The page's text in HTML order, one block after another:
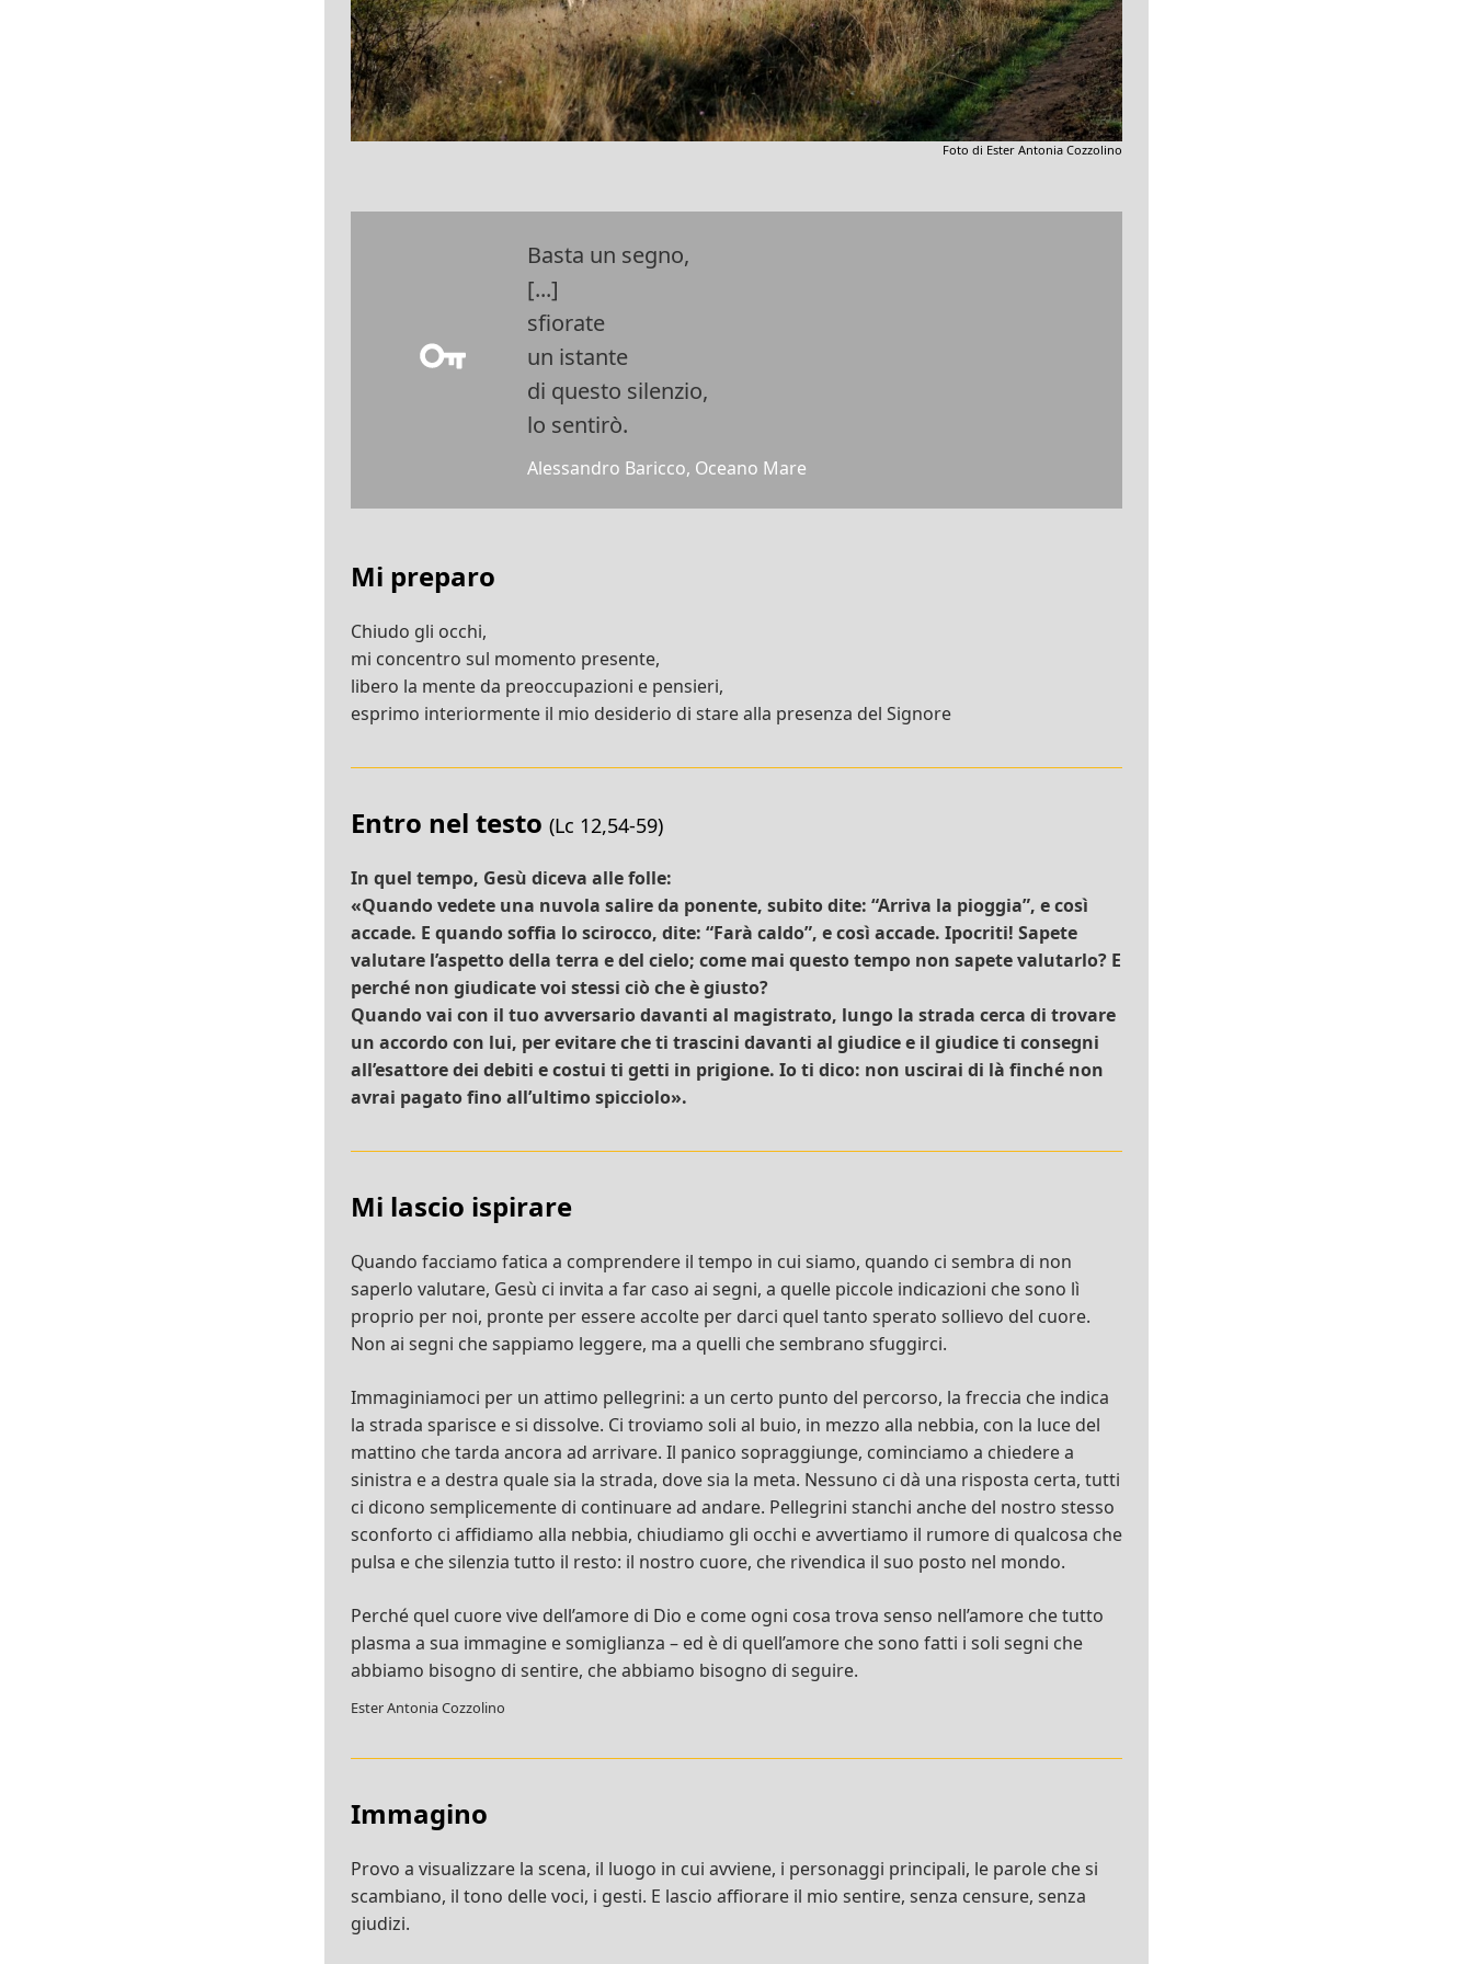
Foto di Ester Antonia Cozzolino
Basta un segno,
[...]
sfiorate
un istante
di questo silenzio,
lo sentirò.
Alessandro Baricco, Oceano Mare
Mi preparo
Chiudo gli occhi,
mi concentro sul momento presente,
libero la mente da preoccupazioni e pensieri,
esprimo interiormente il mio desiderio di stare alla presenza del Signore
Entro nel testo (Lc 12,54-59)
In quel tempo, Gesù diceva alle folle:
«Quando vedete una nuvola salire da ponente, subito dite: “Arriva la pioggia”, e così
accade. E quando soffia lo scirocco, dite: “Farà caldo”, e così accade. Ipocriti! Sapete
valutare l’aspetto della terra e del cielo; come mai questo tempo non sapete valutarlo? E
perché non giudicate voi stessi ciò che è giusto?
Quando vai con il tuo avversario davanti al magistrato, lungo la strada cerca di trovare
un accordo con lui, per evitare che ti trascini davanti al giudice e il giudice ti consegni
all’esattore dei debiti e costui ti getti in prigione. Io ti dico: non uscirai di là finché non
avrai pagato fino all’ultimo spicciolo».
Mi lascio ispirare
Quando facciamo fatica a comprendere il tempo in cui siamo, quando ci sembra di non
saperlo valutare, Gesù ci invita a far caso ai segni, a quelle piccole indicazioni che sono lì
proprio per noi, pronte per essere accolte per darci quel tanto sperato sollievo del cuore.
Non ai segni che sappiamo leggere, ma a quelli che sembrano sfuggirci.
Immaginiamoci per un attimo pellegrini: a un certo punto del percorso, la freccia che indica
la strada sparisce e si dissolve. Ci troviamo soli al buio, in mezzo alla nebbia, con la luce del
mattino che tarda ancora ad arrivare. Il panico sopraggiunge, cominciamo a chiedere a
sinistra e a destra quale sia la strada, dove sia la meta. Nessuno ci dà una risposta certa, tutti
ci dicono semplicemente di continuare ad andare. Pellegrini stanchi anche del nostro stesso
sconforto ci affidiamo alla nebbia, chiudiamo gli occhi e avvertiamo il rumore di qualcosa che
pulsa e che silenzia tutto il resto: il nostro cuore, che rivendica il suo posto nel mondo.
Perché quel cuore vive dell’amore di Dio e come ogni cosa trova senso nell’amore che tutto
plasma a sua immagine e somiglianza – ed è di quell’amore che sono fatti i soli segni che
abbiamo bisogno di sentire, che abbiamo bisogno di seguire.
Ester Antonia Cozzolino
Immagino
Provo a visualizzare la scena, il luogo in cui avviene, i personaggi principali, le parole che si
scambiano, il tono delle voci, i gesti. E lascio affiorare il mio sentire, senza censure, senza
giudizi.